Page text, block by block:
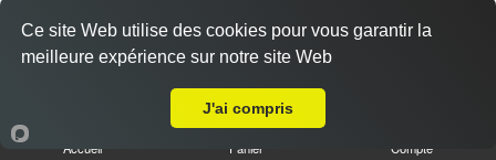
Pâtes au poulet
Accueil Panier Compte
Ce site Web utilise des cookies pour vous garantir la
meilleure expérience sur notre site Web
J'ai compris